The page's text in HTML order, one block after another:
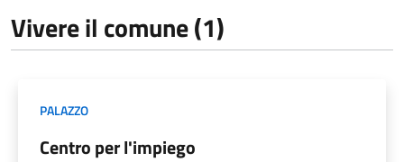
Vivere il comune (1)
PALAZZO
Centro per l'impiego